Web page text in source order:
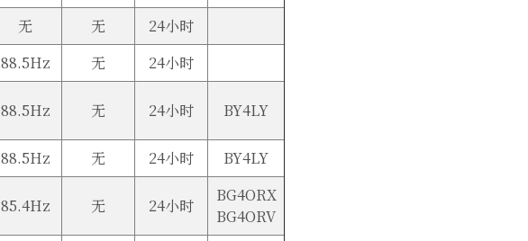
无 无
24小时
88.5Hz 无 24小时
88.5Hz 无 24小时 BY4LY
88.5Hz 无 24小时 BY4LY
85.4Hz 无 24小时
BG4ORX
BG4ORV